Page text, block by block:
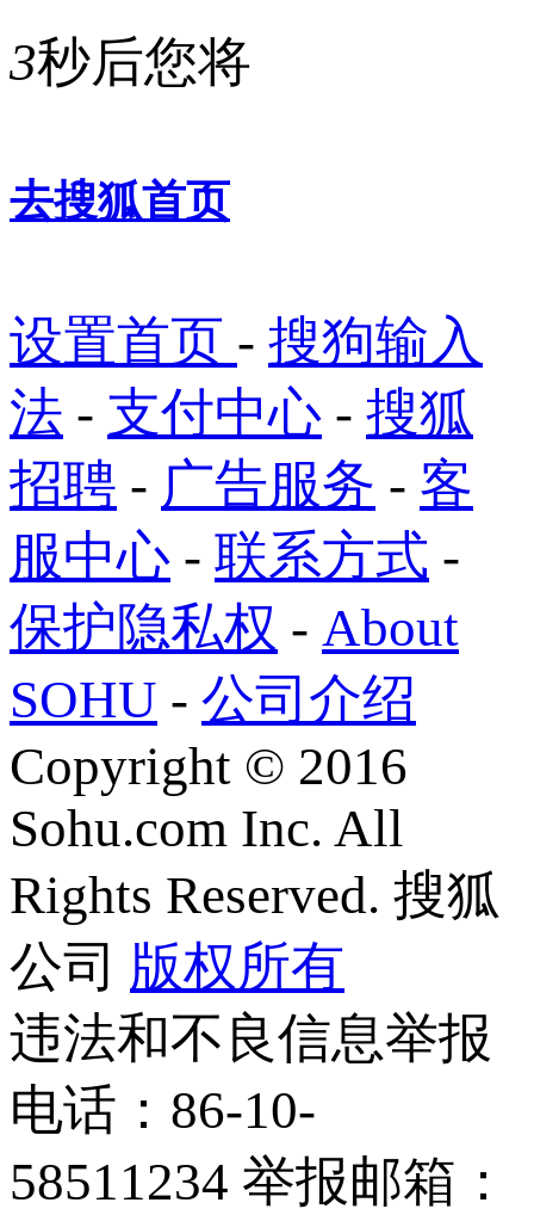
3秒后您将
去搜狐首页
设置首页 - 搜狗输入
法 - 支付中心 - 搜狐
招聘 - 广告服务 - 客
服中心 - 联系方式 -
保护隐私权 - About
SOHU - 公司介绍
Copyright © 2016
Sohu.com Inc. All
Rights Reserved. 搜狐
公司 版权所有
违法和不良信息举报
电话：86-10-
58511234 举报邮箱：